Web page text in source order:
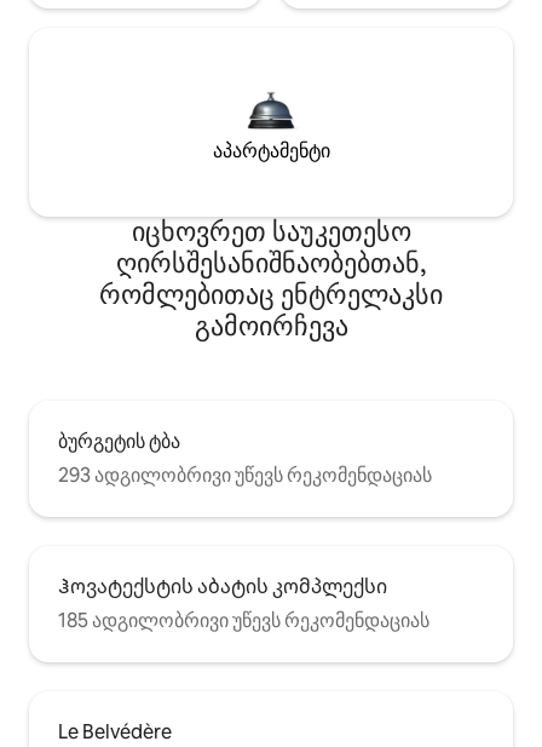
აპარტამენტი
იცხოვრეთ საუკეთესო
ღირსშესანიშნაობებთან,
რომლებითაც ენტრელაკსი
გამოირჩევა
ბურგეტის ტბა
293 ადგილობრივი უწევს რეკომენდაციას
Ჰოვატექსტის აბატის კომპლექსი
185 ადგილობრივი უწევს რეკომენდაციას
Le Belvédère